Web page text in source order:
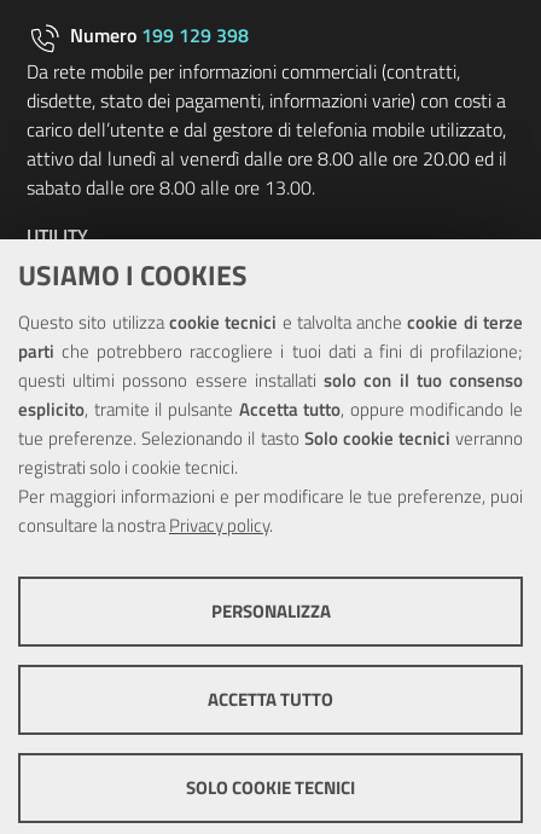
USIAMO I COOKIES
Questo sito utilizzacookie tecnici e talvolta anchecookie di terze
parti che potrebbero raccogliere i tuoi dati a fini di profilazione;
questi ultimi possono essere installatisolo con il tuo consenso
esplicito, tramite il pulsante Accetta tutto, oppure modificando le
tue preferenze. Selezionando il tasto Solo cookie tecnici verranno
registrati solo i cookie tecnici.
Per maggiori informazioni e per modificare le tue preferenze, puoi
consultare la nostraPrivacy policy.
ottimale per ogni utente. Essi non raccolgono i tuoi dati e le tue
informazioni di navigazione per scopi di marketing e profilazione, e
pertanto possono essere utilizzati senza bisogno di acquisire il tuo
PERSONALIZZA
ACCETTA TUTTO
SOLO COOKIE TECNICI
Numero 199 129 398
Da rete mobile per informazioni commerciali (contratti,
disdette, stato dei pagamenti, informazioni varie) con costi a
carico dell’utente e dal gestore di telefonia mobile utilizzato,
attivo dal lunedì al venerdì dalle ore 8.00 alle ore 20.00 ed il
sabato dalle ore 8.00 alle ore 13.00.
UTILITY
Sitemap
NOTE LEGALI
Note Legali
Privacy
Dichiarazione di accessibilità
Credits|Impostazioni Cookie